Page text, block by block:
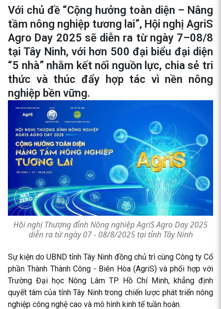
Với chủ đề “Cộng hưởng toàn diện – Nâng
tầm nông nghiệp tương lai”, Hội nghị AgriS
Agro Day 2025 sẽ diễn ra từ ngày 7–08/8
tại Tây Ninh, với hơn 500 đại biểu đại diện
“5 nhà” nhằm kết nối nguồn lực, chia sẻ tri
thức và thúc đẩy hợp tác vì nền nông
nghiệp bền vững.
Hội nghị Thượng đỉnh Nông nghiệp AgriS Agro Day 2025
diễn ra từ ngày 07 - 08/8/2025 tại tỉnh Tây Ninh
Sự kiện do UBND tỉnh Tây Ninh đồng chủ trì cùng Công ty Cổ
phần Thành Thành Công - Biên Hòa (AgriS) và phối hợp với
Trường Đại học Nông Lâm TP. Hồ Chí Minh, khẳng định
quyết tâm của tỉnh Tây Ninh trong chiến lược phát triển nông
nghiệp công nghệ cao và mô hình kinh tế tuần hoàn.